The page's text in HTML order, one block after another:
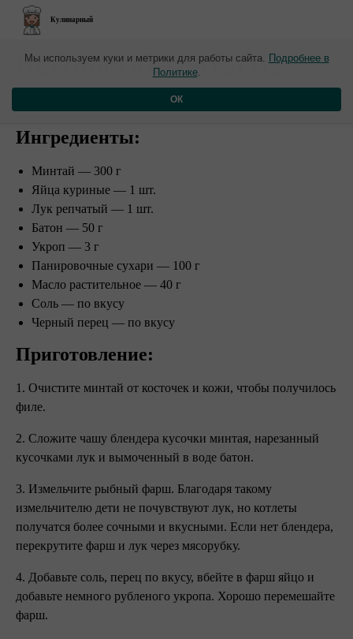
Кулинарный
​Нежные котлеты из
минтая
Ингредиенты:
Минтай — 300 г
Яйца куриные — 1 шт.
Лук репчатый — 1 шт.
Батон — 50 г
Укроп — 3 г
Панировочные сухари — 100 г
Масло растительное — 40 г
Соль — по вкусу
Черный перец — по вкусу
Приготовление:
1. Очистите минтай от косточек и кожи, чтобы получилось
филе.
2. Сложите чашу блендера кусочки минтая, нарезанный
кусочками лук и вымоченный в воде батон.
3. Измельчите рыбный фарш. Благодаря такому
измельчителю дети не почувствуют лук, но котлеты
получатся более сочными и вкусными. Если нет блендера,
перекрутите фарш и лук через мясорубку.
4. Добавьте соль, перец по вкусу, вбейте в фарш яйцо и
добавьте немного рубленого укропа. Хорошо перемешайте
фарш.
Мы используем куки и метрики для работы сайта. Подробнее в
Политике.
ОК